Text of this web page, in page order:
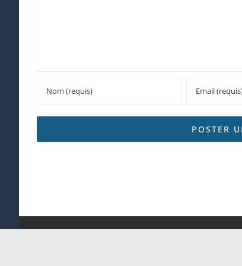
Tous droits